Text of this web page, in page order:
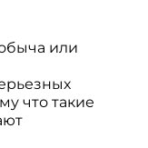
или
что такие